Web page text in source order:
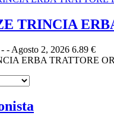
TRINCIA
- - Agosto 2, 2026 6.89 €
ERBA TRATTORE